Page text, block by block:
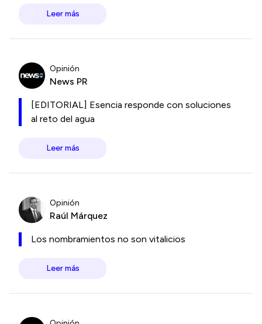
Leer más
Opinión
News PR
[EDITORIAL] Esencia responde con soluciones
al reto del agua
Leer más
Opinión
Raúl Márquez
Los nombramientos no son vitalicios
Leer más